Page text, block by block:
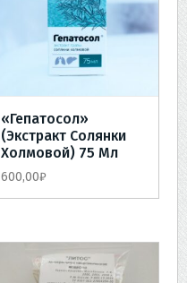
«Гепатосол»
(экстракт Солянки
Холмовой) 75 Мл
600,00₽